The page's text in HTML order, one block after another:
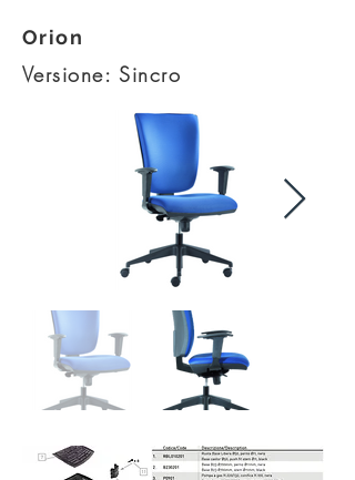
Orion
Versione: Sincro